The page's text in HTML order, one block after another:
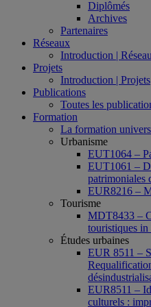
Diplômés
Archives
Partenaires
Réseaux
Introduction |
Projets
Introduction | Projets
Publications
Toutes les
Formation
La formation
Urbanisme
EUT1064 –
EUT1061 –
patrimoniales
EUR8216 –
Tourisme
MDT8433 –
touristiques in
Études urbaines
EUR 8511 –
EUR8511 –
culturels :